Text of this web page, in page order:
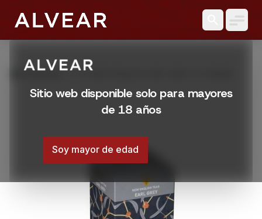
Sitio web disponible solo para mayores
de 18 años
Soy mayor de edad
Productos TE NEW ENGLISH EARL GREY 10 SOBRES